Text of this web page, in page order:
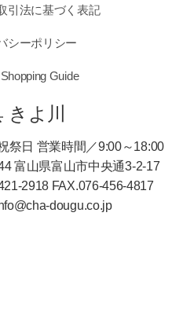
引法に基づく表記
シーポリシー
Guide
きよ川
祭日 営業時間／9:00～18:00
富山県富山市中央通3-2-17
2918 FAX.076-456-4817
dougu.co.jp